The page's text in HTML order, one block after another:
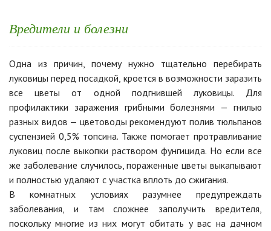
Вредители и болезни
Одна из причин, почему нужно тщательно перебирать
луковицы перед посадкой, кроется в возможности заразить
все цветы от одной подгнившей луковицы. Для
профилактики заражения грибными болезнями — гнилью
разных видов — цветоводы рекомендуют полив тюльпанов
суспензией 0,5% топсина. Также помогает протравливание
луковиц после выкопки раствором фунгицида. Но если все
же заболевание случилось, пораженные цветы выкапывают
и полностью удаляют с участка вплоть до сжигания.
В комнатных условиях разумнее предупреждать
заболевания, и там сложнее заполучить вредителя,
поскольку многие из них могут обитать у вас на дачном